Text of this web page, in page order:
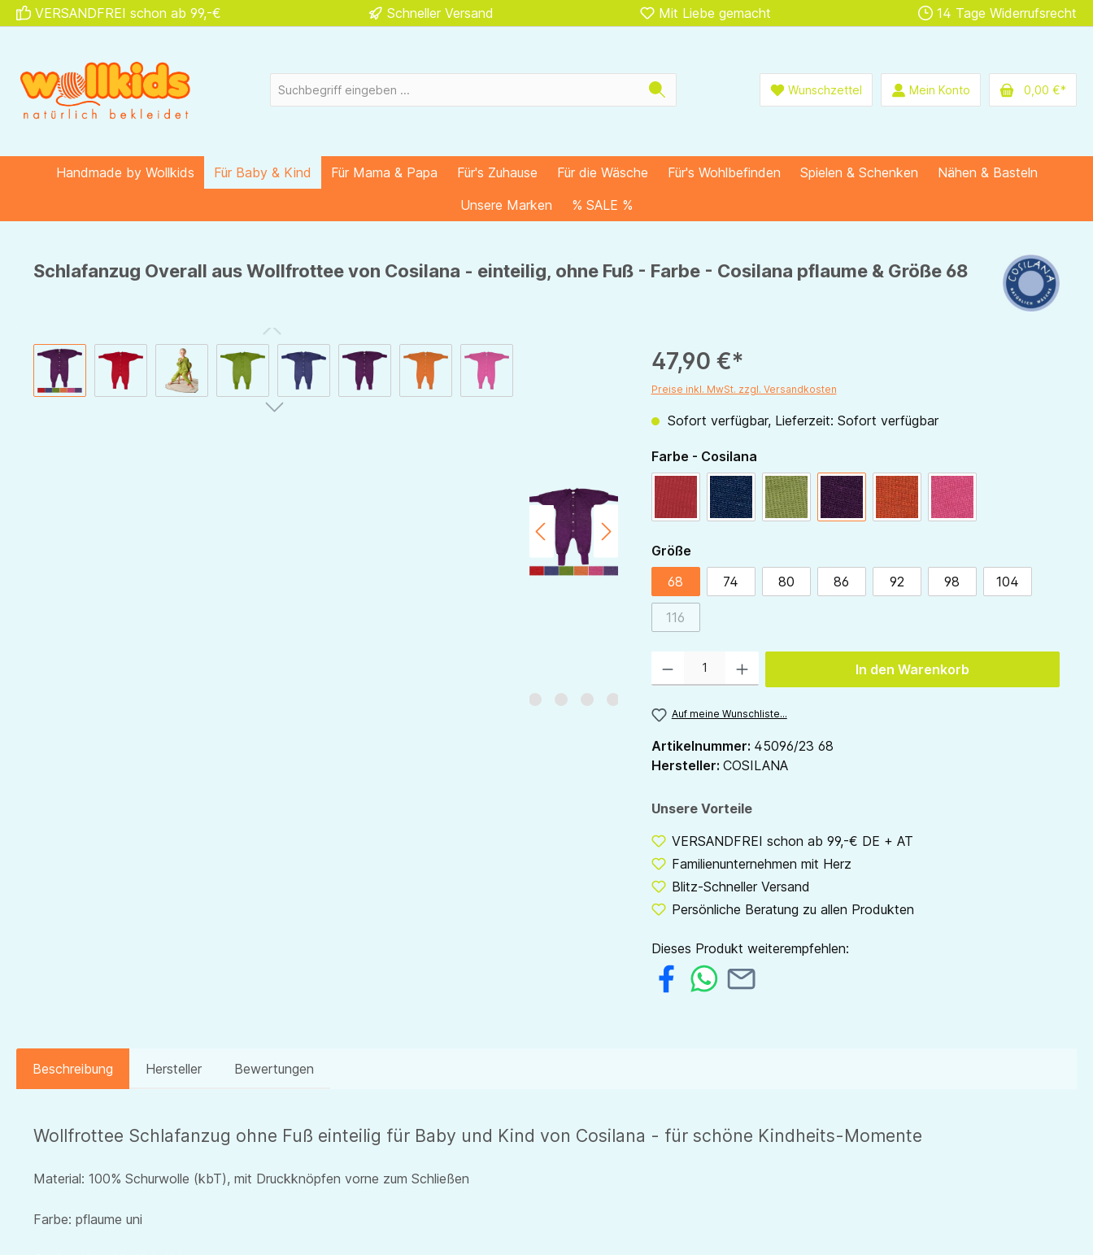
Zur Hauptnavigation springen
VERSANDFREI schon ab 99,-€ Schneller Versand Mit Liebe gemacht 14 Tage Widerrufsrecht
Wunschzettel Mein Konto 0,00 €*
Handmade by Wollkids Für Baby & Kind Für Mama & Papa Für's Zuhause Für die Wäsche Für's Wohlbefinden Spielen & Schenken
Nähen & Basteln
Unsere Marken
% SALE %
Schlafanzug Overall aus Wollfrottee von Cosilana - einteilig, ohne Fuß - Farbe - Cosilana pflaume & Größe 68
Bildergalerie überspringen 47,90 €*
Preise inkl. MwSt. zzgl. Versandkosten
Sofort verfügbar, Lieferzeit: Sofort verfügbar
Farbe - Cosilanaauswählen
marine grün pflaume orange pink
Größeauswählen
68
74 80 86 92 98 104
116(Diese Option ist zurzeit nicht verfügbar.)
In den Warenkorb
Auf meine Wunschliste...
Artikelnummer: 45096/23 68
Hersteller: COSILANA
Unsere Vorteile
VERSANDFREI schon ab 99,-€ DE + AT
Familienunternehmen mit Herz
Blitz-Schneller Versand
Persönliche Beratung zu allen Produkten
Dieses Produkt weiterempfehlen:
Beschreibung Hersteller Bewertungen
Wollfrottee Schlafanzug ohne Fuß einteilig für Baby und Kind von Cosilana - für schöne Kindheits-Momente
Material: 100% Schurwolle (kbT), mit Druckknöpfen vorne zum Schließen
Farbe: pflaume uni